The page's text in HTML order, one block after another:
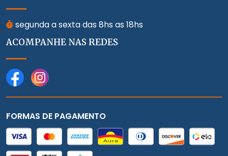
segunda a sexta das 8hs as 18hs
ACOMPANHE NAS REDES
FORMAS DE PAGAMENTO